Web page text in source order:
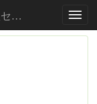
北九州学術研究都市学術情報センター